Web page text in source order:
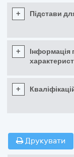
+ Підстави
+
Інформація
+
Друкувати